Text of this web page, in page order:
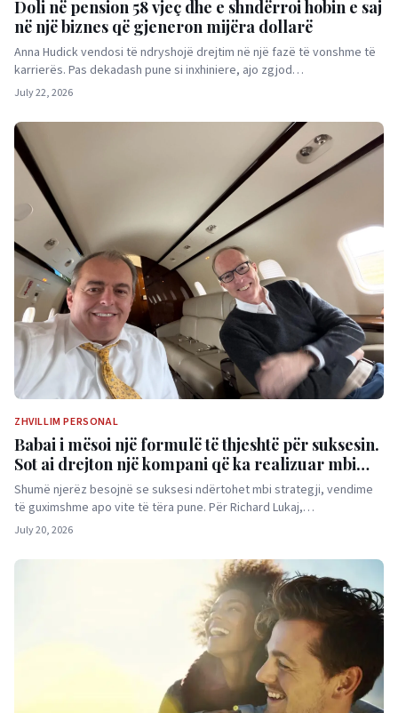
Doli në pension 58 vjeç dhe e shndërroi hobin e saj
në një biznes që gjeneron mijëra dollarë
Anna Hudick vendosi të ndryshojë drejtim në një fazë të vonshme të
karrierës. Pas dekadash pune si inxhiniere, ajo zgjod…
July 22, 2026
ZHVILLIM PERSONAL
Babai i mësoi një formulë të thjeshtë për suksesin.
Sot ai drejton një kompani që ka realizuar mbi
100 miliardë dollarë transaksione
Shumë njerëz besojnë se suksesi ndërtohet mbi strategji, vendime
të guximshme apo vite të tëra pune. Për Richard Lukaj,…
July 20, 2026